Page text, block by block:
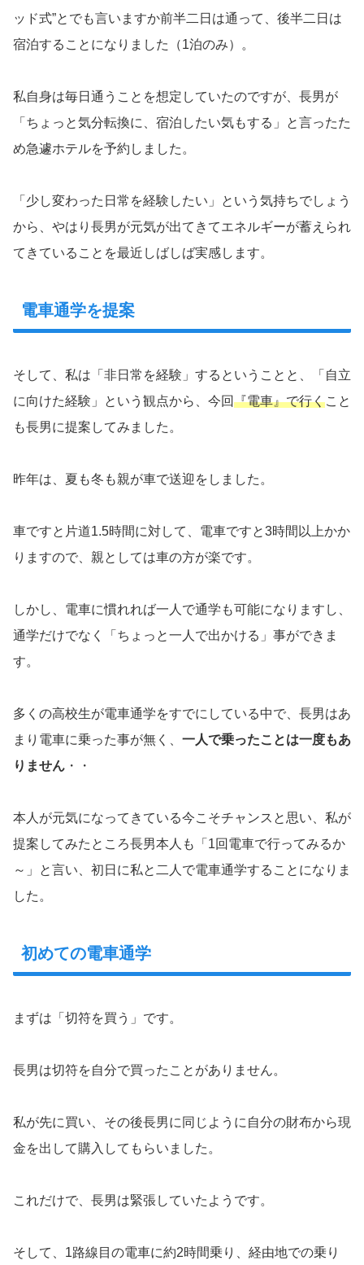
ッド式”とでも言いますか前半二日は通って、後半二日は
宿泊することになりました（1泊のみ）。
私自身は毎日通うことを想定していたのですが、長男が
「ちょっと気分転換に、宿泊したい気もする」と言ったた
め急遽ホテルを予約しました。
「少し変わった日常を経験したい」という気持ちでしょう
から、やはり長男が元気が出てきてエネルギーが蓄えられ
てきていることを最近しばしば実感します。
電車通学を提案
そして、私は「非日常を経験」するということと、「自立
に向けた経験」という観点から、今回『電車』で行くこと
も長男に提案してみました。
昨年は、夏も冬も親が車で送迎をしました。
車ですと片道1.5時間に対して、電車ですと3時間以上かか
りますので、親としては車の方が楽です。
しかし、電車に慣れれば一人で通学も可能になりますし、
通学だけでなく「ちょっと一人で出かける」事ができま
す。
多くの高校生が電車通学をすでにしている中で、長男はあ
まり電車に乗った事が無く、 一人で乗ったことは一度もあ
りません ・・
本人が元気になってきている今こそチャンスと思い、私が
提案してみたところ長男本人も「1回電車で行ってみるか
～」と言い、初日に私と二人で電車通学することになりま
した。
初めての電車通学
まずは「切符を買う」です。
長男は切符を自分で買ったことがありません。
私が先に買い、その後長男に同じように自分の財布から現
金を出して購入してもらいました。
これだけで、長男は緊張していたようです。
そして、1路線目の電車に約2時間乗り、経由地での乗り